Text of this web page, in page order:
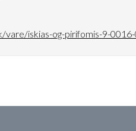
vare/iskias-og-pirifomis-9-